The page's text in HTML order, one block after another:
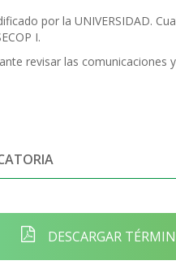
por la UNIVERSIDAD.
I.
revisar las comunicaciones
DESCARGAR